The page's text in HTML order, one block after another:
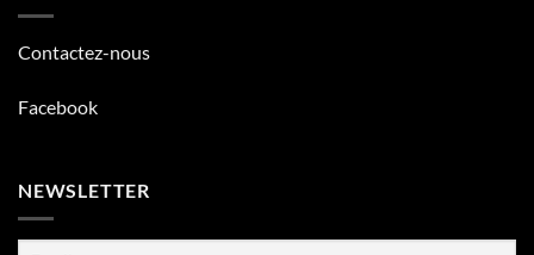
Contactez-nous
Facebook
NEWSLETTER